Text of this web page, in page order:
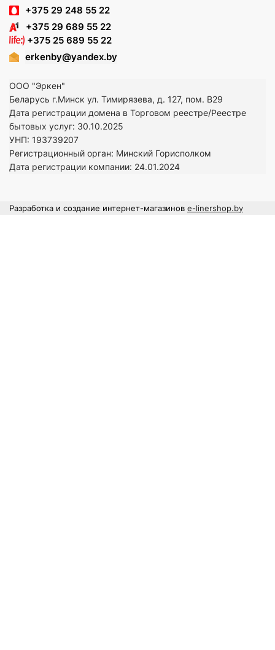
+375 29 248 55 22
+375 29 689 55 22
+375 25 689 55 22
erkenby@yandex.by
ООО "Эркен"
Беларусь г.Минск ул. Тимирязева, д. 127, пом. В29
Дата регистрации домена в Торговом реестре/Реестре
бытовых услуг: 30.10.2025
УНП: 193739207
Регистрационный орган: Минский Горисполком
Дата регистрации компании: 24.01.2024
Разработка и создание интернет-магазинов e-linershop.by